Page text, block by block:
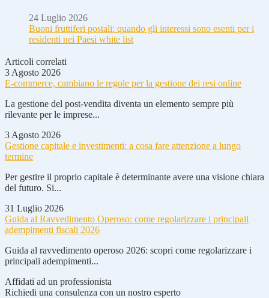
24 Luglio 2026
Buoni fruttiferi postali: quando gli interessi sono esenti per i
residenti nei Paesi white list
Articoli correlati
3 Agosto 2026
E-commerce, cambiano le regole per la gestione dei resi online
La gestione del post-vendita diventa un elemento sempre più
rilevante per le imprese...
3 Agosto 2026
Gestione capitale e investimenti: a cosa fare attenzione a lungo
termine
Per gestire il proprio capitale è determinante avere una visione chiara
del futuro. Si...
31 Luglio 2026
Guida al Ravvedimento Operoso: come regolarizzare i principali
adempimenti fiscali 2026
Guida al ravvedimento operoso 2026: scopri come regolarizzare i
principali adempimenti...
Affidati ad un professionista
Richiedi una consulenza con un nostro esperto